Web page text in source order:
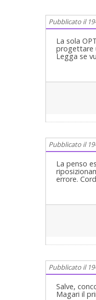
Pubblicato il
La sola
progettare
Legga se
Pubblicato il
La penso
errore.
Pubblicato il
Salve,
Magari il